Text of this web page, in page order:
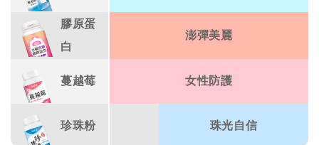
膠原蛋
白
澎彈美麗
蔓越莓 女性防護
珍珠粉 珠光自信